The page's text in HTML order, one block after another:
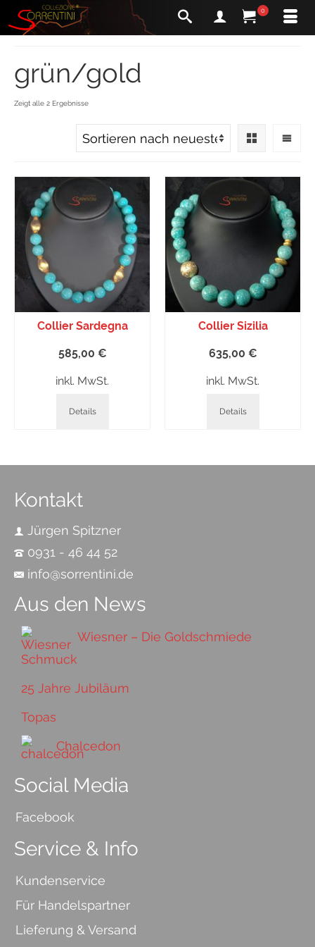
0
grün/gold
Zeigt alle 2 Ergebnisse
Collier Sardegna
585,00 €
inkl. MwSt.
Details
Collier Sizilia
635,00 €
inkl. MwSt.
Details
Kontakt
Jürgen Spitzner
0931 - 46 44 52
info@sorrentini.de
Aus den News
Wiesner – Die Goldschmiede
25 Jahre Jubiläum
Topas
Chalcedon
Social Media
Facebook
Service & Info
Kundenservice
Für Handelspartner
Lieferung & Versand